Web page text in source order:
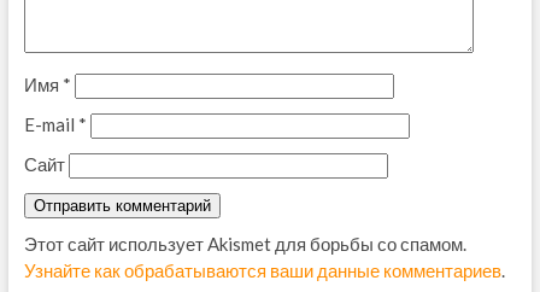
Имя *
E-mail *
Сайт
Этот сайт использует Akismet для борьбы со спамом.
Узнайте как обрабатываются ваши данные комментариев.